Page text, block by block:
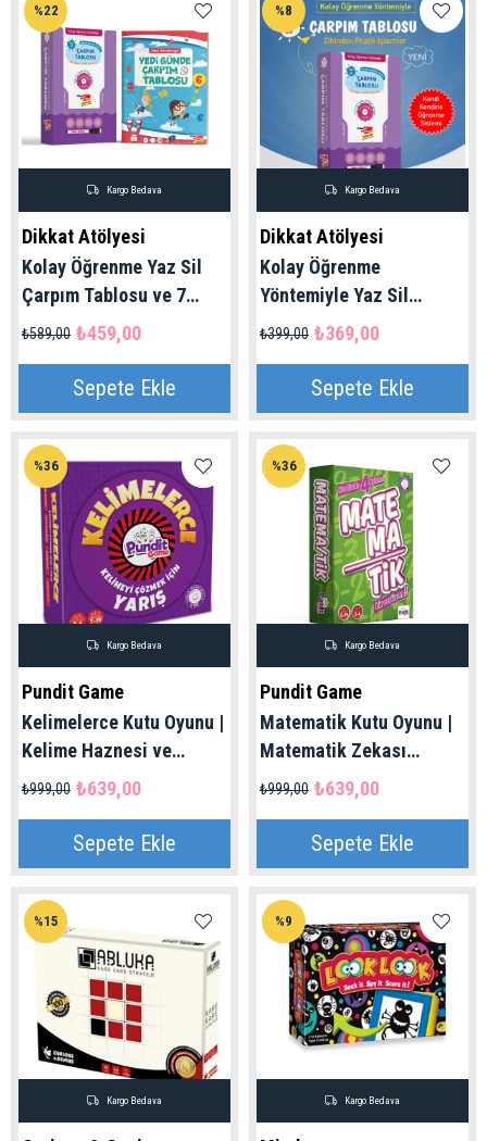
Dikkat Atölyesi
Kolay Öğrenme Yaz Sil
Çarpım Tablosu ve 7
Günde Çarpım Tablosu
2'li Set | 7+ Yaş
₺459,00
₺589,00
Sepete Ekle
%22
Kargo Bedava
Dikkat Atölyesi
Kolay Öğrenme
Yöntemiyle Yaz Sil
Çarpım Tablosu
₺369,00
₺399,00
Sepete Ekle
%8
Kargo Bedava
Pundit Game
Kelimelerce Kutu Oyunu |
Kelime Haznesi ve
Okuma Hızı Artıran Oyun
7-99 Yaş | Pundit Game
₺639,00
₺999,00
Sepete Ekle
%36
Kargo Bedava
Pundit Game
Matematik Kutu Oyunu |
Matematik Zekası
Geliştiren 4 İşlem Oyunu
5 - 99 Yaş | Pundit Game
₺639,00
₺999,00
Sepete Ekle
%36
Kargo Bedava
%15
Kargo Bedava
%9
Kargo Bedava